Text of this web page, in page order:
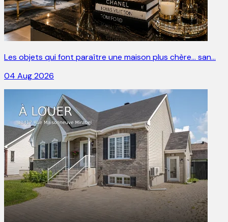
Les objets qui font paraître une maison plus chère… san…
04 Aug 2026